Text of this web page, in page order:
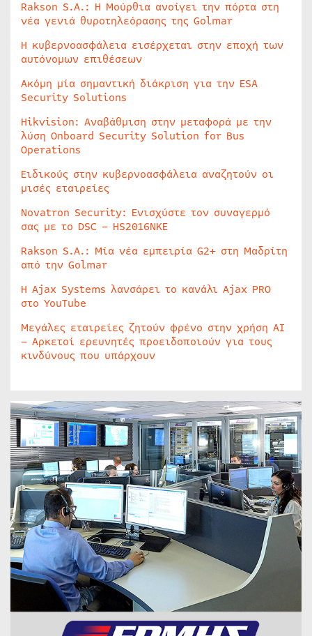
Rakson S.A.: Η Μούρθια ανοίγει την πόρτα στη
νέα γενιά θυροτηλεόρασης της Golmar
Η κυβερνοασφάλεια εισέρχεται στην εποχή των
αυτόνομων επιθέσεων
Ακόμη μία σημαντική διάκριση για την ESA
Security Solutions
Hikvision: Αναβάθμιση στην μεταφορά με την
λύση Onboard Security Solution for Bus
Operations
Ειδικούς στην κυβερνοασφάλεια αναζητούν οι
μισές εταιρείες
Novatron Security: Ενισχύστε τον συναγερμό
σας με το DSC – HS2016NKE
Rakson S.A.: Μία νέα εμπειρία G2+ στη Μαδρίτη
από την Golmar
Η Ajax Systems λανσάρει το κανάλι Ajax PRO
στο YouTube
Μεγάλες εταιρείες ζητούν φρένο στην χρήση AI
– Αρκετοί ερευνητές προειδοποιούν για τους
κινδύνους που υπάρχουν